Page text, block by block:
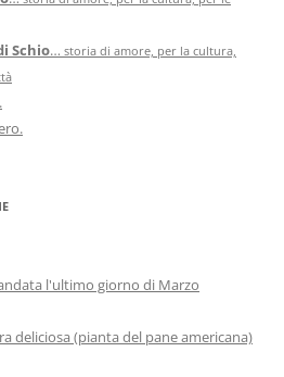
Schio… storia di amore, per la cultura,
l'ultimo giorno di Marzo
deliciosa (pianta del pane americana)